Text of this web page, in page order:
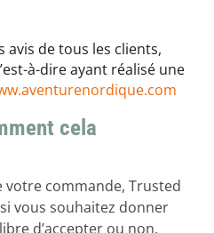
avis de tous les clients,
à-dire ayant réalisé une
cela
votre commande, Trusted
vous souhaitez donner
d’accepter ou non.